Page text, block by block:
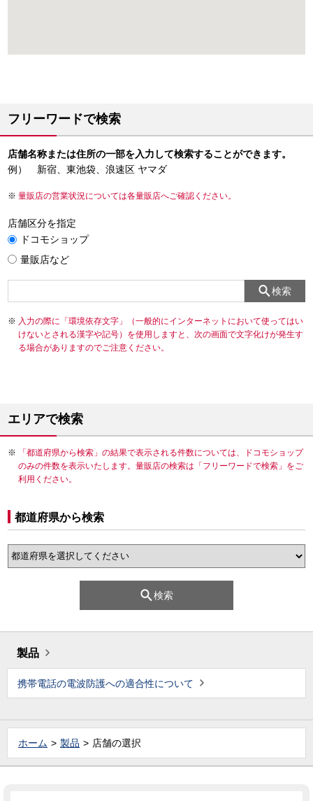
フリーワードで検索
店舗名称または住所の一部を入力して検索することができます。
例） 新宿、東池袋、浪速区 ヤマダ
量販店の営業状況については各量販店へご確認ください。
店舗区分を指定
ドコモショップ
量販店など
検索
入力の際に「環境依存文字」（一般的にインターネットにおいて使ってはい
けないとされる漢字や記号）を使用しますと、次の画面で文字化けが発生す
る場合がありますのでご注意ください。
エリアで検索
「都道府県から検索」の結果で表示される件数については、ドコモショップ
のみの件数を表示いたします。量販店の検索は「フリーワードで検索」をご
利用ください。
都道府県から検索
検索
製品
携帯電話の電波防護への適合性について
ホーム 製品 店舗の選択